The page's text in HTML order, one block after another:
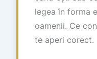
legea în forma
oamenii. Ce
te aperi corect.